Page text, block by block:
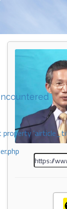
property